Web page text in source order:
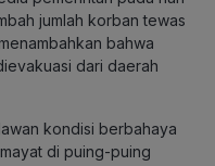
jumlah korban tewas
bahwa
dari daerah
kondisi berbahaya
di puing-puing